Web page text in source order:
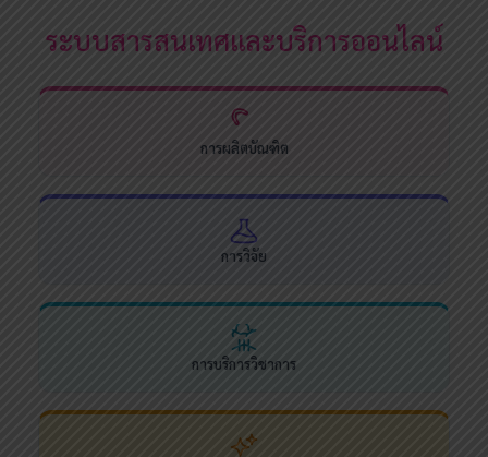
ระบบสารสนเทศและบริการออนไลน์
การผลิตบัณฑิต
การวิจัย
การบริการวิชาการ